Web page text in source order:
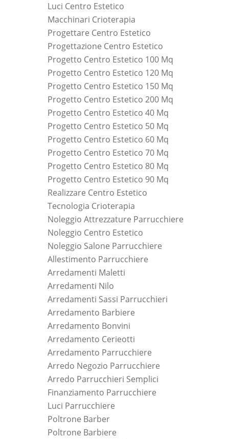
Luci Centro Estetico
Macchinari Crioterapia
Progettare Centro Estetico
Progettazione Centro Estetico
Progetto Centro Estetico 100 Mq
Progetto Centro Estetico 120 Mq
Progetto Centro Estetico 150 Mq
Progetto Centro Estetico 200 Mq
Progetto Centro Estetico 40 Mq
Progetto Centro Estetico 50 Mq
Progetto Centro Estetico 60 Mq
Progetto Centro Estetico 70 Mq
Progetto Centro Estetico 80 Mq
Progetto Centro Estetico 90 Mq
Realizzare Centro Estetico
Tecnologia Crioterapia
Noleggio Attrezzature Parrucchiere
Noleggio Centro Estetico
Noleggio Salone Parrucchiere
Allestimento Parrucchiere
Arredamenti Maletti
Arredamenti Nilo
Arredamenti Sassi Parrucchieri
Arredamento Barbiere
Arredamento Bonvini
Arredamento Cerieotti
Arredamento Parrucchiere
Arredo Negozio Parrucchiere
Arredo Parrucchieri Semplici
Finanziamento Parrucchiere
Luci Parrucchiere
Poltrone Barber
Poltrone Barbiere